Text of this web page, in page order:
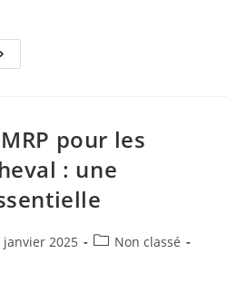
pour les
: une
janvier 2025
Non classé